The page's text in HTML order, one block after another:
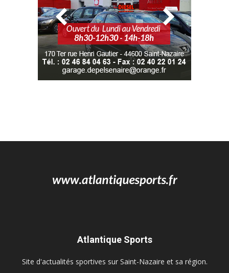
Atlantique Sports
Site d'actualités sportives sur Saint-Nazaire et sa région.